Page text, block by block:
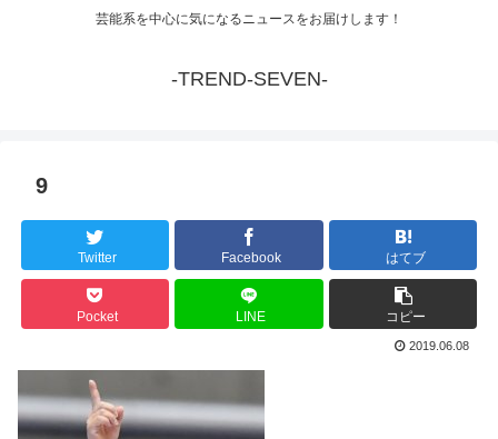
芸能系を中心に気になるニュースをお届けします！
-TREND-SEVEN-
9
Twitter Facebook はてブ
Pocket LINE コピー
2019.06.08